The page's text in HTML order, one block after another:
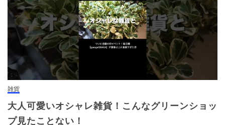
雑貨
大人可愛いオシャレ雑貨！こんなグリーンショッ
プ見たことない！